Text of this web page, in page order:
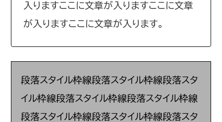
入りますここに文章が入りますここに文章
が入りますここに文章が入ります。
段落スタイル枠線段落スタイル枠線段落スタ
イル枠線段落スタイル枠線段落スタイル枠線
段落スタイル枠線段落スタイル枠線段落スタ